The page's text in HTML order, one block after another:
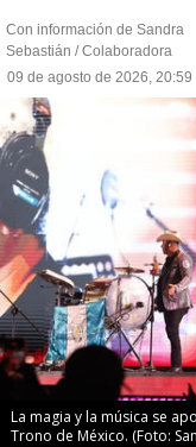
Con información de Sandra
Sebastián / Colaboradora
09 de agosto de 2026, 20:59
La magia y la música se
Trono de México. (Foto: